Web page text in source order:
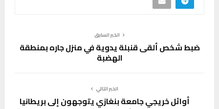
الخبر السابق
ضبط شخص ألقى قنبلة يدوية في منزل جاره بمنطقة
الهضبة
الخبر التالي
أوائل خريجي جامعة بنغازي يتوجهون إلى بريطانيا